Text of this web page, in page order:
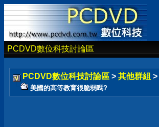
PCDVD數位科技討論區
PCDVD數位科技討論區 > 其他群組 >
美國的高等教育很脆弱嗎?